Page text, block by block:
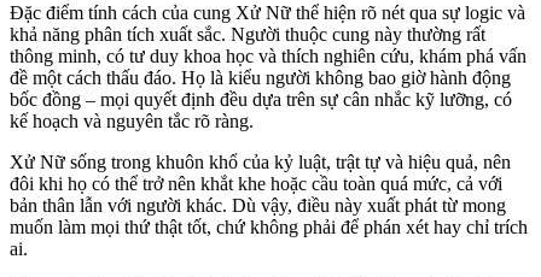
Đặc điểm tính cách của cung Xử Nữ thể hiện rõ nét qua sự logic và
khả năng phân tích xuất sắc. Người thuộc cung này thường rất
thông minh, có tư duy khoa học và thích nghiên cứu, khám phá vấn
đề một cách thấu đáo. Họ là kiểu người không bao giờ hành động
bốc đồng – mọi quyết định đều dựa trên sự cân nhắc kỹ lưỡng, có
kế hoạch và nguyên tắc rõ ràng.
Xử Nữ sống trong khuôn khổ của kỷ luật, trật tự và hiệu quả, nên
đôi khi họ có thể trở nên khắt khe hoặc cầu toàn quá mức, cả với
bản thân lẫn với người khác. Dù vậy, điều này xuất phát từ mong
muốn làm mọi thứ thật tốt, chứ không phải để phán xét hay chỉ trích
ai.